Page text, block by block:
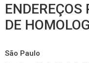
DE
São Paulo